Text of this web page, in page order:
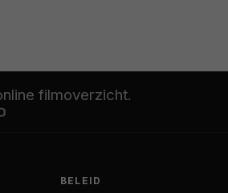
filmoverzicht.
BELEID